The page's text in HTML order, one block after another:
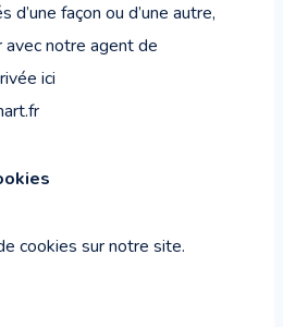
façon ou d’une autre,
avec notre agent de
ici
cookies sur notre site.